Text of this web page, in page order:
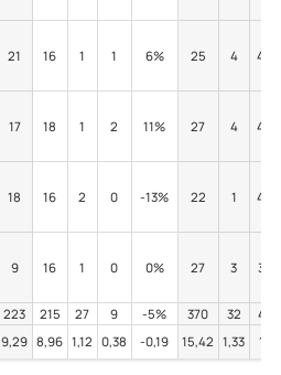
21 16 1 1 6% 25 4
17 18 1 2 11% 27 4
18 16 2 0 -13% 22 1
9 16 1 0 0% 27 3 37%
223 215 27 9 -5% 370 32
41%
9,29 8,96 1,12 0,38 -0,19 15,42 1,33 1,71